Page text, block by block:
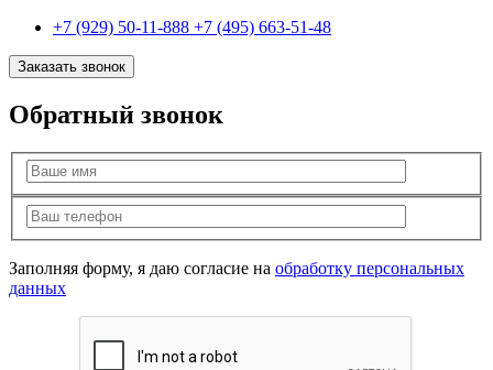
+7 (929) 50-11-888 +7 (495) 663-51-48
Заказать звонок
Обратный звонок
Заполняя форму, я даю согласие на обработку персональных
данных